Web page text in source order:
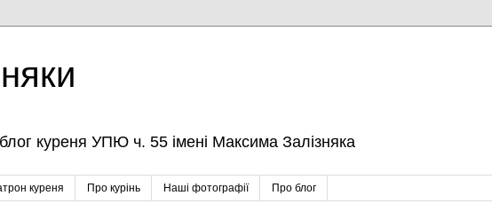
куреня УПЮ ч. 55 імені Максима Залізняка
куреня Про курінь Наші фотографії Про блог